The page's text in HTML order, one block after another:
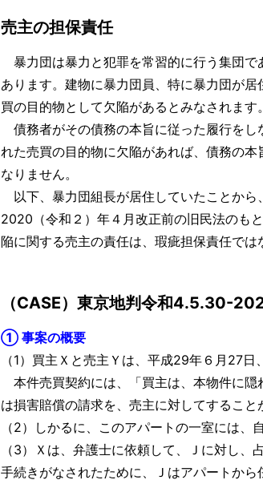
売主の担保責任
暴力団は暴力と犯罪を常習的に行う集団で
あります。建物に暴力団員、特に暴力団が
買の目的物として欠陥があるとみなされます。
債務者がその債務の本旨に従った履行をし
れた売買の目的物に欠陥があれば、債務の
なりません。
以下、暴力団組長が居住していたことから
2020（令和２）年４月改正前の旧民法のも
陥に関する売主の責任は、瑕疵担保責任では
（CASE）東京地判令和4.5.30-
① 事案の概要
（1）買主Ｘと売主Ｙは、平成29年６月27
本件売買契約には、「買主は、本物件に隠
は損害賠償の請求を、売主に対してするこ
（2）しかるに、このアパートの一室には
（3）Ｘは、弁護士に依頼して、Ｊに対し
手続きがなされたために、Ｊはアパートから